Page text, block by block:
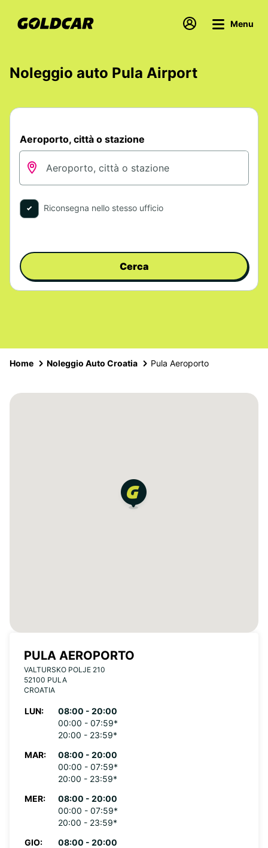
Menu
Noleggio auto Pula Airport
Aeroporto, città o stazione
Riconsegna nello stesso ufficio
Cerca
Home Noleggio Auto Croatia Pula Aeroporto
PULA AEROPORTO
VALTURSKO POLJE 210
52100 PULA
CROATIA
LUN:
08:00 - 20:00
00:00 - 07:59*
20:00 - 23:59*
MAR:
08:00 - 20:00
00:00 - 07:59*
20:00 - 23:59*
MER:
08:00 - 20:00
00:00 - 07:59*
20:00 - 23:59*
GIO:
08:00 - 20:00